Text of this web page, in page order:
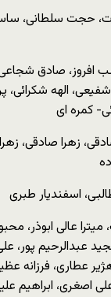
سطوت، حجت سلطانی،
شب افروز، صادق
الهه شکرائی،
کمره ای
صادقی، زهرا
عارف، میترا عالی
عبدالرحیم پور،
عطاری، فرزانه
اصغری، ابراهیم